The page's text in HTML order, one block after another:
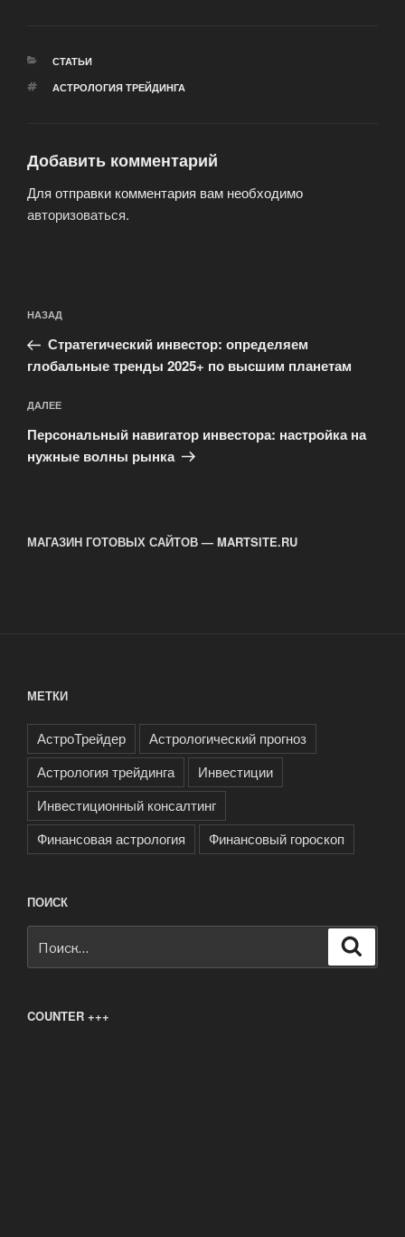
РУБРИКИ
СТАТЬИ
МЕТКИ
АСТРОЛОГИЯ ТРЕЙДИНГА
Добавить комментарий
Для отправки комментария вам необходимо
авторизоваться.
по
записям
Предыдущая
запись:
НАЗАД
Стратегический инвестор: определяем
глобальные тренды 2025+ по высшим планетам
Следующая
запись
ДАЛЕЕ
Персональный навигатор инвестора: настройка на
нужные волны рынка
МАГАЗИН ГОТОВЫХ САЙТОВ — MARTSITE.RU
МЕТКИ
АстроТрейдер
Астрологический прогноз
Астрология трейдинга
Инвестиции
Инвестиционный консалтинг
Финансовая астрология
Финансовый гороскоп
ПОИСК
COUNTER +++